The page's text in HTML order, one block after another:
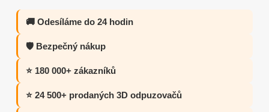
🚚 Odesíláme do 24 hodin
🛡️ Bezpečný nákup
⭐ 180 000+ zákazníků
⭐ 24 500+ prodaných 3D odpuzovačů